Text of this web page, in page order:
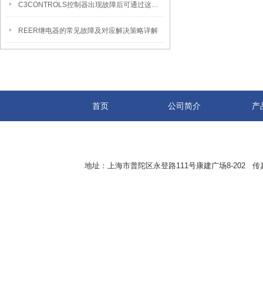
C3CONTROLS控制器出现故障后可通过这些方法解决
REER继电器的常见故障及对应解决策略详解
首页 公司简介 产
地址：上海市普陀区永登路111号康建广场8-202